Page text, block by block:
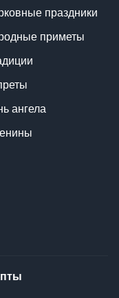
праздники
приметы
ангела